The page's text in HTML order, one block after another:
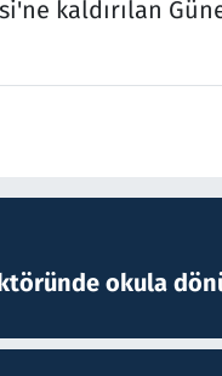
kaldırılan
okula